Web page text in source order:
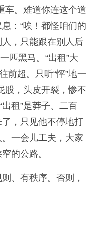
车。难道你连这个道
：“唉！都怪咱们的
，只能跟在别人后
匹黑马。“出租”大
前超。只听“怦”地一
股，头皮开裂，惨不
租”是莽子、二百
，只见他不停地打
一会儿工夫，大家
的公路。
、有秩序。否则，